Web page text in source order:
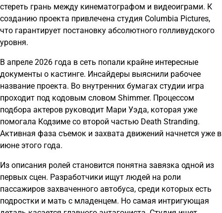
стереть грань между кинематографом и видеоиграми. К
созданию проекта привлечена студия Columbia Pictures,
что гарантирует постановку абсолютного голливудского
уровня.
В апреле 2026 года в сеть попали крайне интересные
документы о кастинге. Инсайдеры выяснили рабочее
название проекта. Во внутренних бумагах студии игра
проходит под кодовым словом Shimmer. Процессом
подбора актеров руководит Мари Уэда, которая уже
помогала Кодзиме со второй частью Death Stranding.
Активная фаза съемок и захвата движений начнется уже в
июне этого года.
Из описания ролей становится понятна завязка одной из
первых сцен. Разработчики ищут людей на роли
пассажиров захваченного автобуса, среди которых есть
подростки и мать с младенцем. Но самая интригующая